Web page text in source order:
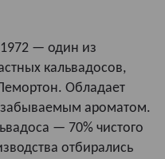
— один из
кальвадосов,
Обладает
ароматом.
— 70% чистого
отбирались